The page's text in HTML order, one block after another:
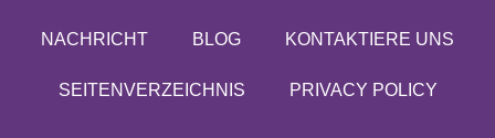
NACHRICHT BLOG KONTAKTIERE UNS
SEITENVERZEICHNIS PRIVACY POLICY